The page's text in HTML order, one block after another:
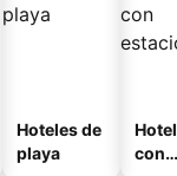
Hoteles de
playa
con